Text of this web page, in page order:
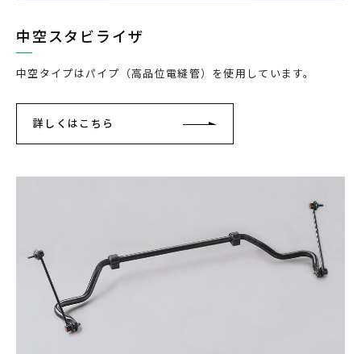
中空スタビライザ
中空タイプはパイプ（高品位電縫管）を使用しています。
詳しくはこちら